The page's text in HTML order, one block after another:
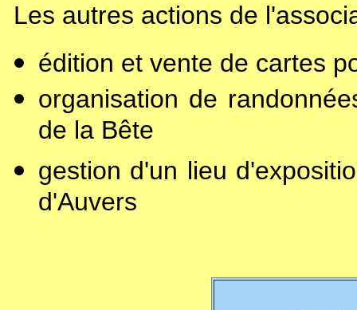
Les autres actions de
édition et vente de cartes
organisation de
de la Bête
gestion d'un lieu
d'Auvers